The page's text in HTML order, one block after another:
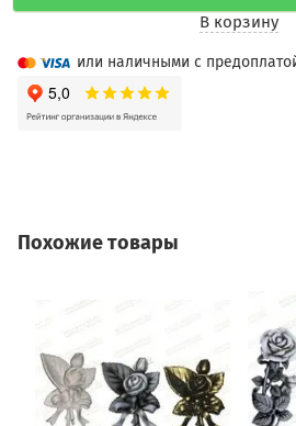
В корзину
или наличными с
Похожие товары